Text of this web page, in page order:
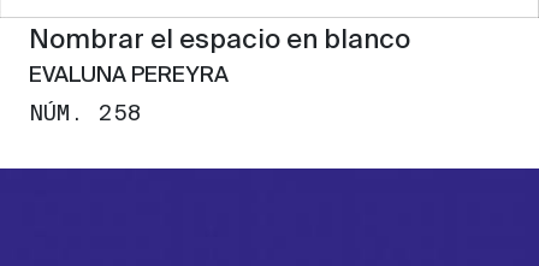
Nombrar el espacio en blanco
EVALUNA PEREYRA
NÚM. 258